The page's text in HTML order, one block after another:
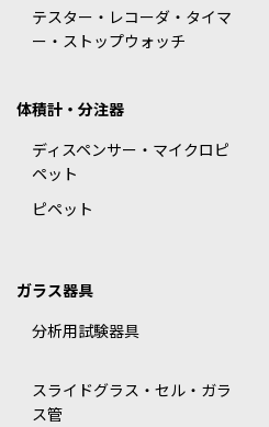
テスター・レコーダ・タイマ
ー・ストップウォッチ
体積計・分注器
ディスペンサー・マイクロピ
ペット
ピペット
ガラス器具
分析用試験器具
スライドグラス・セル・ガラ
ス管